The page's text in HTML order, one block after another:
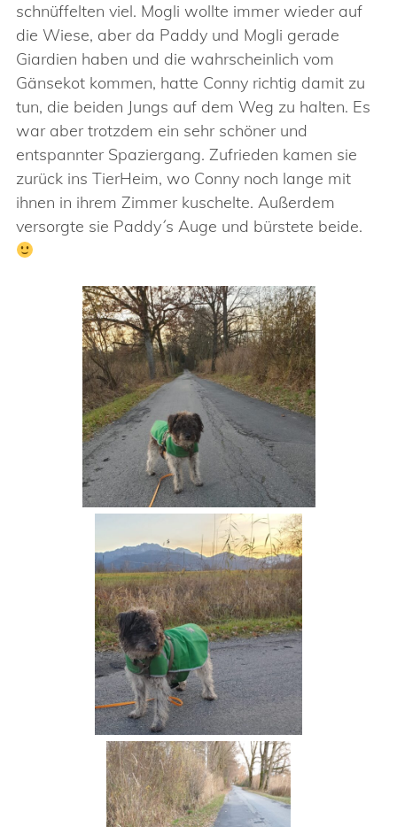
schnüffelten viel. Mogli wollte immer wieder auf
die Wiese, aber da Paddy und Mogli gerade
Giardien haben und die wahrscheinlich vom
Gänsekot kommen, hatte Conny richtig damit zu
tun, die beiden Jungs auf dem Weg zu halten. Es
war aber trotzdem ein sehr schöner und
entspannter Spaziergang. Zufrieden kamen sie
zurück ins TierHeim, wo Conny noch lange mit
ihnen in ihrem Zimmer kuschelte. Außerdem
versorgte sie Paddy´s Auge und bürstete beide.